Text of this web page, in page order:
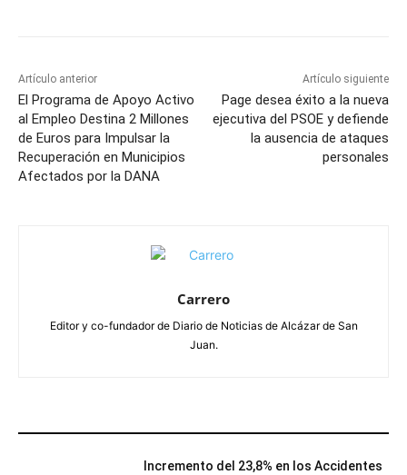
Artículo anterior
El Programa de Apoyo Activo
al Empleo Destina 2 Millones
de Euros para Impulsar la
Recuperación en Municipios
Afectados por la DANA
Artículo siguiente
Page desea éxito a la nueva
ejecutiva del PSOE y defiende
la ausencia de ataques
personales
Carrero
Editor y co-fundador de Diario de Noticias de Alcázar de San
Juan.
Incremento del 23,8% en los Accidentes